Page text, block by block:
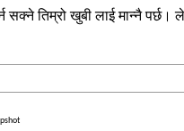
सक्ने तिम्रो खुबी लाई मान्नै पर्छ।